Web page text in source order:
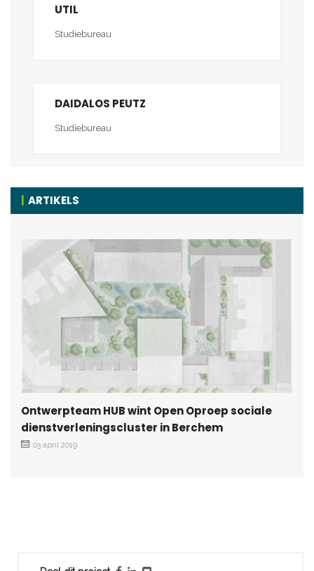
UTIL
Studiebureau
DAIDALOS PEUTZ
Studiebureau
ARTIKELS
Ontwerpteam HUB wint Open Oproep sociale
dienstverleningscluster in Berchem
03 april 2019